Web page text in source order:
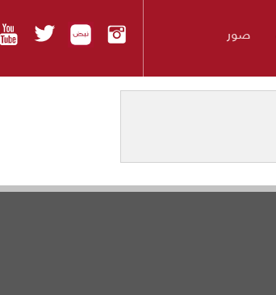
صور